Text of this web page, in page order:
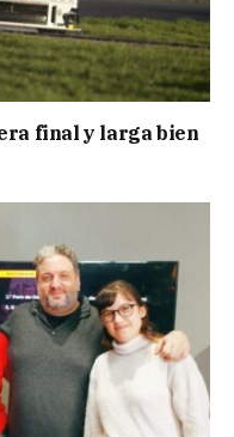
final y larga bien